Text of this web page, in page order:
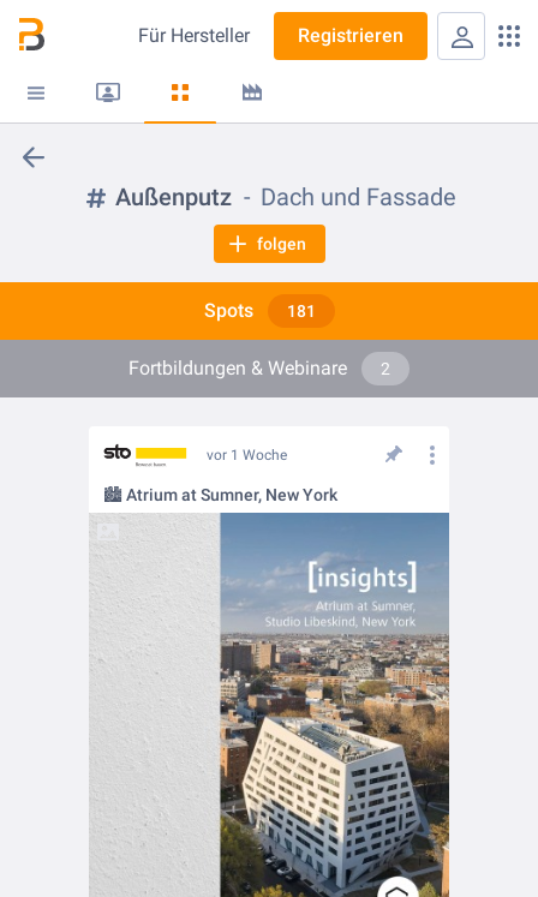
Für Hersteller Registrieren
Außenputz Dach und Fassade
folgen
Spots 181
Fortbildungen & Webinare 2
vor 1 Woche
🏙️ Atrium at Sumner, New York